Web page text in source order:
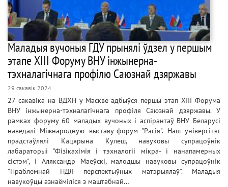
Маладыя вучоныя ГДУ прынялі ўдзел у першым
этапе XIII Форуму ВНУ інжынерна-
тэхналагічнага профілю Саюзнай дзяржавы
29 сакавік 2024
27 сакавіка на ВДХН у Маскве адбыўся першы этап XIII Форума
ВНУ інжынерна-тэхналагічнага профіля Саюзнай дзяржавы. У
рамках форуму 60 маладых вучоных і аспірантаў ВНУ Беларусі
наведалі Міжнародную выставу-форум "Расія". Наш універсітэт
прадстаўлялі Кацярына Кулеш, навуковы супрацоўнік
лабараторыі "Фізікахімія і тэхналогіі мікра- і нанапамерных
сістэм", і Аляксандр Маеўскі, малодшы навуковы супрацоўнік
"Праблемнай НДЛ перспектыўных матэрыялаў". Маладыя
навукоўцы азнаёміліся з маштабнай…